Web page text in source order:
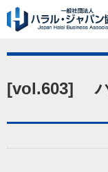
[vol.603] ハ